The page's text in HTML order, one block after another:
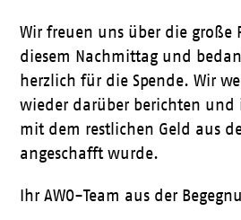
Wir freuen uns über die große
diesem Nachmittag und
herzlich für die Spende. Wir
wieder darüber berichten und
mit dem restlichen Geld aus
angeschafft wurde.
Ihr AWO-Team aus der